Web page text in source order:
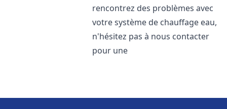
rencontrez des problèmes avec
votre système de chauffage eau,
n'hésitez pas à nous contacter
pour une